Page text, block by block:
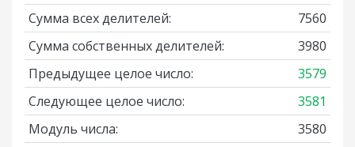
Сумма всех делителей:
7560
Сумма собственных делителей:
3980
Предыдущее целое число:
3579
Следующее целое число:
3581
Модуль числа:
3580